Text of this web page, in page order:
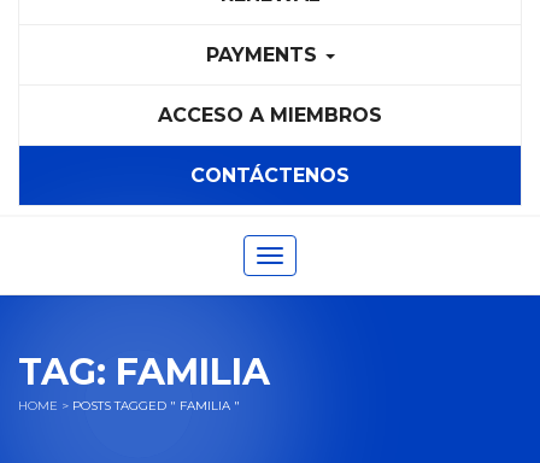
PAYMENTS
ACCESO A MIEMBROS
CONTÁCTENOS
Toggle navigation
TAG: FAMILIA
HOME > POSTS TAGGED " FAMILIA "